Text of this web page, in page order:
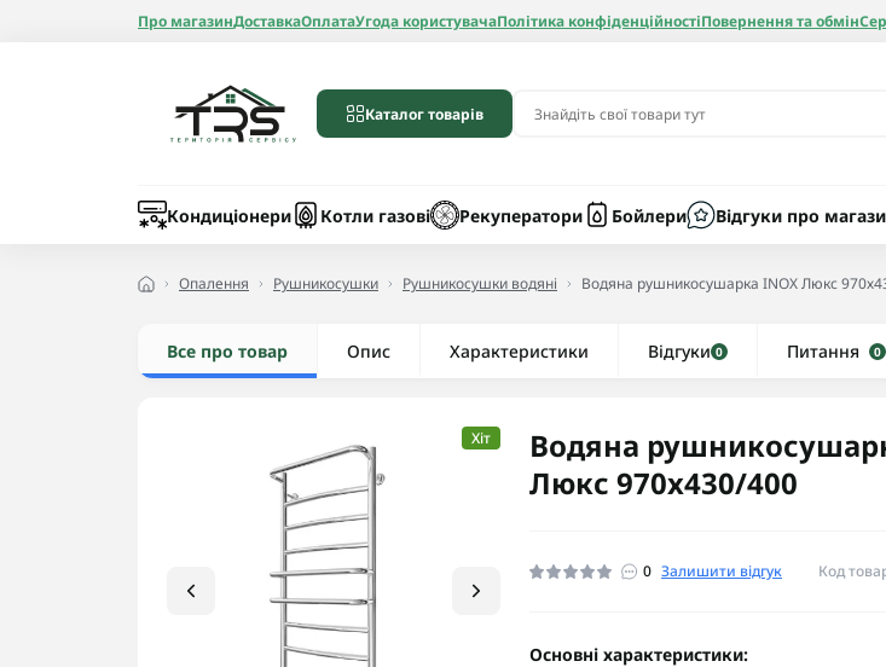
Про магазинДоставкаОплатаУгода користувачаПолітика конфіденційностіПовернення та обмін
Каталог товарів
Кондиціонери Котли газові Рекуператори Бойлери Відгуки про
Радіатори алюмінієві
Рушникосушки водяні
Опалення Рушникосушки Рушникосушки водяні Водяна рушникосушарка INOX Люкс
Все про товар Опис Характеристики Відгуки 0 Питання 0
Хіт
Водяна
Люкс 970х430/400
0 Залишити відгук Код
Основні характеристики: